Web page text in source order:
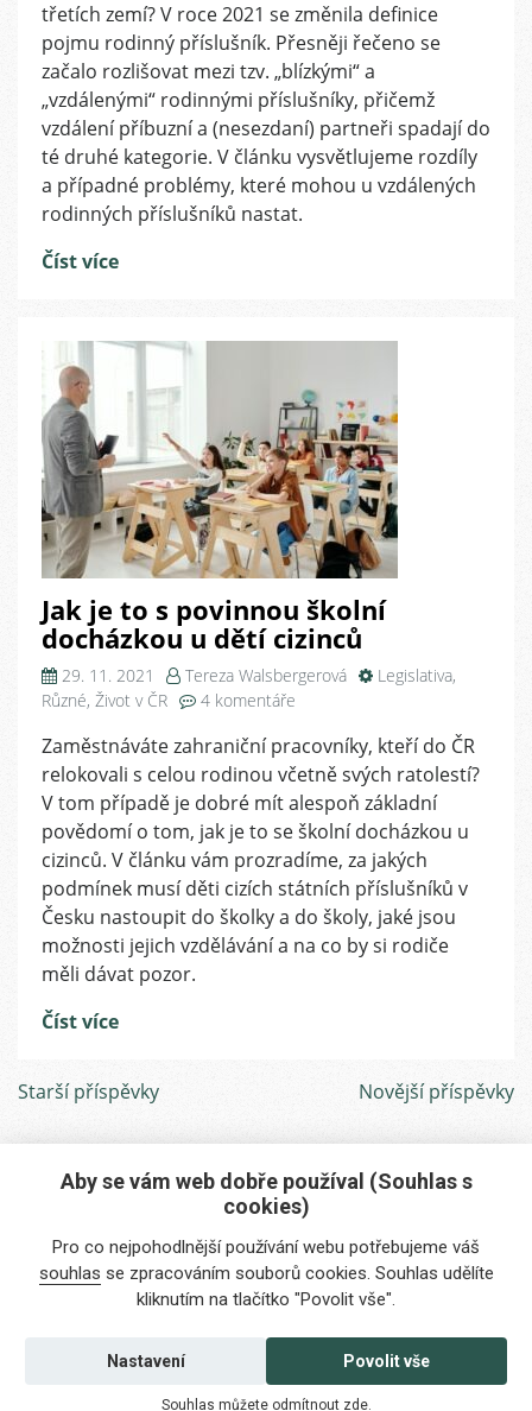
občanů
EU/
Čechů
třetích zemí? V roce 2021 se změnila definice
pojmu rodinný příslušník. Přesněji řečeno se
začalo rozlišovat mezi tzv. „blízkými“ a
„vzdálenými“ rodinnými příslušníky, přičemž
vzdálení příbuzní a (nesezdaní) partneři spadají do
té druhé kategorie. V článku vysvětlujeme rozdíly
a případné problémy, které mohou u vzdálených
rodinných příslušníků nastat.
Číst více
Jak je to s povinnou školní
docházkou u dětí cizinců
29. 11. 2021 Tereza Walsbergerová Legislativa,
Různé, Život v ČR 4 komentáře
s
názvem
Jak
je
to
s
povinnou
školní
docházkou
Zaměstnáváte zahraniční pracovníky, kteří do ČR
relokovali s celou rodinou včetně svých ratolestí?
V tom případě je dobré mít alespoň základní
povědomí o tom, jak je to se školní docházkou u
cizinců. V článku vám prozradíme, za jakých
podmínek musí děti cizích státních příslušníků v
Česku nastoupit do školky a do školy, jaké jsou
možnosti jejich vzdělávání a na co by si rodiče
měli dávat pozor.
Číst více
Navigace
pro
příspěvky
Starší příspěvky Novější příspěvky
Máte zájem o naše služby?
Potřebujete poradit?
info@foreigners.cz
+420 211 221 492
Kontaktujte nás
Aby se vám web dobře používal (Souhlas s
cookies)
Pro co nejpohodlnější používání webu potřebujeme váš
souhlas se zpracováním souborů cookies. Souhlas udělíte
kliknutím na tlačítko "Povolit vše".
Povolit vše
Nastavení
Souhlas můžete odmítnout zde.